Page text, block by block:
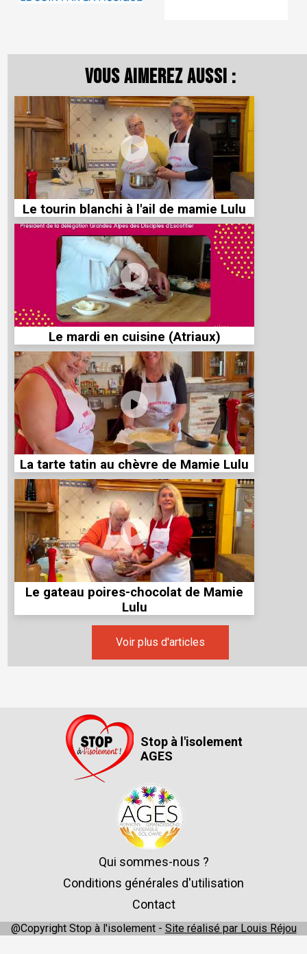
Vous aimerez aussi :
Le tourin blanchi à l'ail de mamie Lulu
Le mardi en cuisine (Atriaux)
La tarte tatin au chèvre de Mamie Lulu
Le gateau poires-chocolat de Mamie
Lulu
Voir plus d'articles
Stop à l'isolement
AGES
Qui sommes-nous ?
Conditions générales d'utilisation
Contact
@Copyright Stop à l'isolement - Site réalisé par Louis Réjou